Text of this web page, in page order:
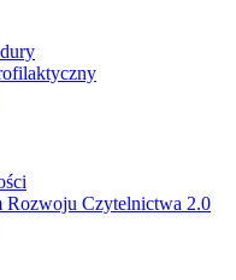
Rozwoju Czytelnictwa 2.0